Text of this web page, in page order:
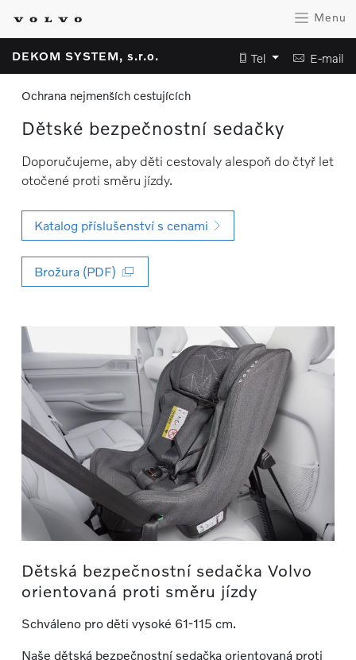
Menu
DEKOM SYSTEM, s.r.o. Tel E-mail
Ochrana nejmenších cestujících
Dětské bezpečnostní sedačky
Doporučujeme, aby děti cestovaly alespoň do čtyř let
otočené proti směru jízdy.
Katalog příslušenství s cenami
Brožura (PDF)
Dětská bezpečnostní sedačka Volvo
orientovaná proti směru jízdy
Schváleno pro děti vysoké 61-115 cm.
Naše dětská bezpečnostní sedačka orientovaná proti